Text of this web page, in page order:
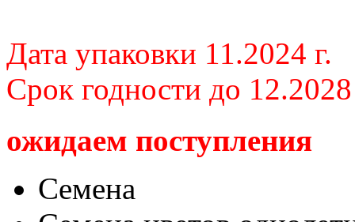
Дата упаковки 11.2024 г.
Срок годности до 12.2028
ожидаем поступления
Семена